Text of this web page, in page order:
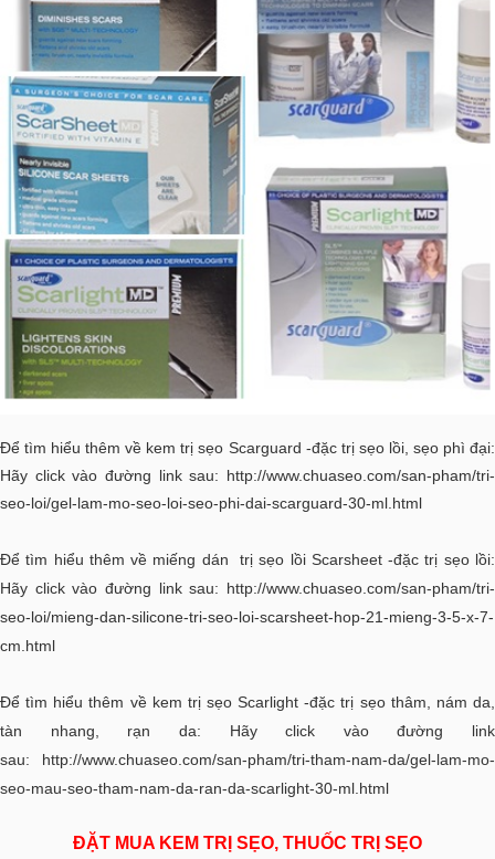
Để tìm hiểu thêm về kem trị sẹo Scarguard -đặc trị sẹo lồi, sẹo phì đại:
Hãy click vào đường link sau: http://www.chuaseo.com/san-pham/tri-
seo-loi/gel-lam-mo-seo-loi-seo-phi-dai-scarguard-30-ml.html
Để tìm hiểu thêm về miếng dán trị sẹo lồi Scarsheet -đặc trị sẹo lồi:
Hãy click vào đường link sau: http://www.chuaseo.com/san-pham/tri-
seo-loi/mieng-dan-silicone-tri-seo-loi-scarsheet-hop-21-mieng-3-5-x-7-
cm.html
Để tìm hiểu thêm về kem trị sẹo Scarlight -đặc trị sẹo thâm, nám da,
tàn nhang, rạn da: Hãy click vào đường link
sau:
http://www.chuaseo.com/san-pham/tri-tham-nam-da/gel-lam-mo-
seo-mau-seo-tham-nam-da-ran-da-scarlight-30-ml.html
ĐẶT MUA KEM TRỊ SẸO, THUỐC TRỊ SẸO